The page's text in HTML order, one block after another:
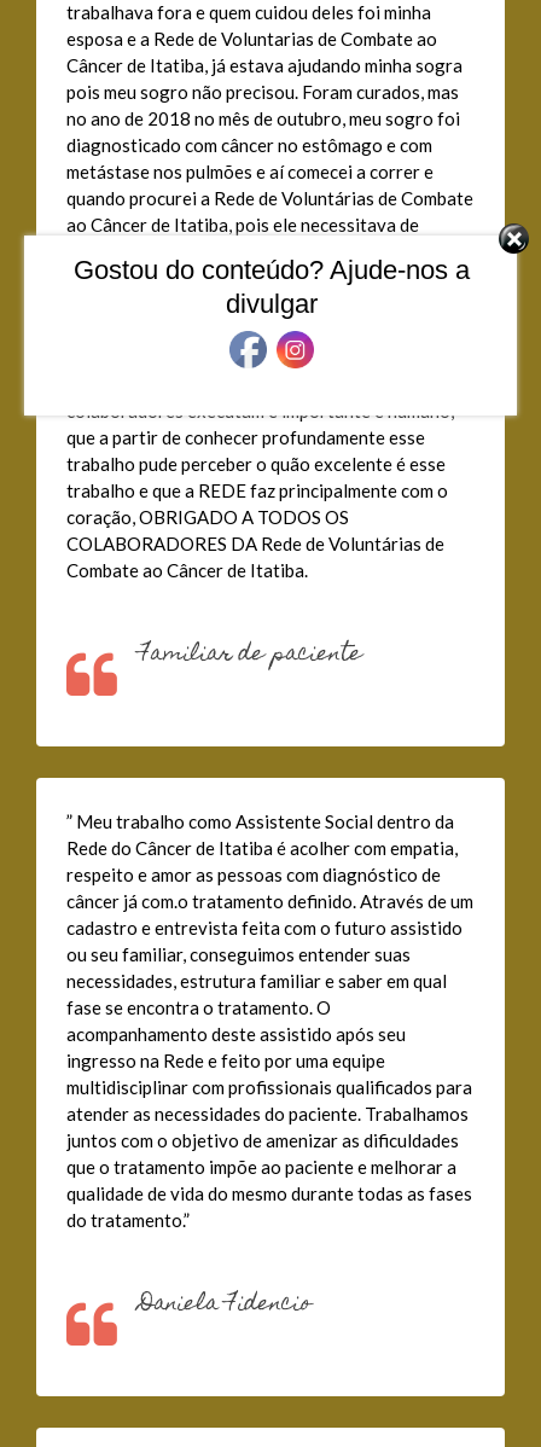
trabalhava fora e quem cuidou deles foi minha
esposa e a Rede de Voluntarias de Combate ao
Câncer de Itatiba, já estava ajudando minha sogra
pois meu sogro não precisou. Foram curados, mas
no ano de 2018 no mês de outubro, meu sogro foi
diagnosticado com câncer no estômago e com
metástase nos pulmões e aí comecei a correr e
quando procurei a Rede de Voluntárias de Combate
ao Câncer de Itatiba, pois ele necessitava de
e nos ajudou de uma forma que jamais imaginei que
alguém pudesse fazer. Profissionais de alto
gabarito, humanos e preocupados com o bem estar
do doente. Talvez você não tem ideia do quanto
colaboradores executam é importante e humano,
que a partir de conhecer profundamente esse
trabalho pude perceber o quão excelente é esse
trabalho e que a REDE faz principalmente com o
coração, OBRIGADO A TODOS OS
COLABORADORES DA Rede de Voluntárias de
Combate ao Câncer de Itatiba.
Familiar de paciente
” Meu trabalho como Assistente Social dentro da
Rede do Câncer de Itatiba é acolher com empatia,
respeito e amor as pessoas com diagnóstico de
câncer já com.o tratamento definido. Através de um
cadastro e entrevista feita com o futuro assistido
ou seu familiar, conseguimos entender suas
necessidades, estrutura familiar e saber em qual
fase se encontra o tratamento. O
acompanhamento deste assistido após seu
ingresso na Rede e feito por uma equipe
multidisciplinar com profissionais qualificados para
atender as necessidades do paciente. Trabalhamos
juntos com o objetivo de amenizar as dificuldades
que o tratamento impõe ao paciente e melhorar a
qualidade de vida do mesmo durante todas as fases
do tratamento.”
Daniela Fidencio
Gostou do conteúdo? Ajude-nos a
divulgar